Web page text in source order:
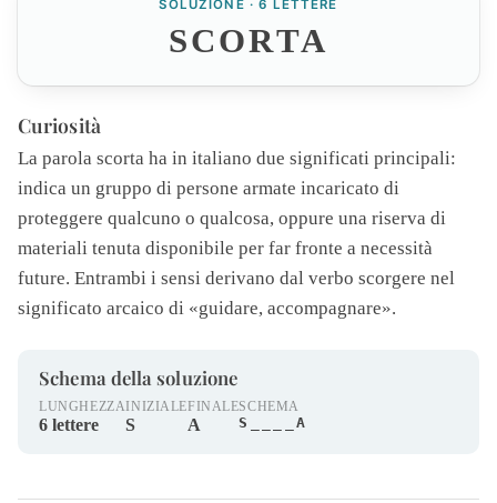
SOLUZIONE · 6 LETTERE
SCORTA
Curiosità
La parola scorta ha in italiano due significati principali:
indica un gruppo di persone armate incaricato di
proteggere qualcuno o qualcosa, oppure una riserva di
materiali tenuta disponibile per far fronte a necessità
future. Entrambi i sensi derivano dal verbo scorgere nel
significato arcaico di «guidare, accompagnare».
Schema della soluzione
LUNGHEZZA
6 lettere
INIZIALE
S
FINALE
A
SCHEMA
S____A